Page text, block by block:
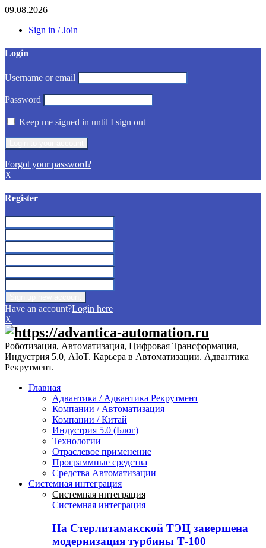
09.08.2026
Sign in / Join
Login
Username or email
Password
Keep me signed in until I sign out
Forgot your password?
X
Register
Have an account?Login here
X
Роботизация, Автоматизация, Цифровая Трансформация,
Индустрия 5.0, AIoT. Карьера в Автоматизации. Адвантика
Рекрутмент.
Главная
Адвантика / Адвантика Рекрутмент
Компании / Автоматизация
Компании / Китай
Индустрия 5.0 (Блог)
Технологии
Отраслевое применение
Программные средства
Средства Автоматизации
Системная интеграция
Системная интеграция
Системная интеграция
На Стерлитамакской ТЭЦ завершена
модернизация турбины Т-100